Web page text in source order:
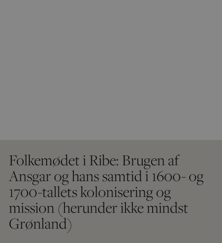
Folkemødet i Ribe: Brugen af
Ansgar og hans samtid i 1600- og
1700-tallets kolonisering og
mission (herunder ikke mindst
Grønland)